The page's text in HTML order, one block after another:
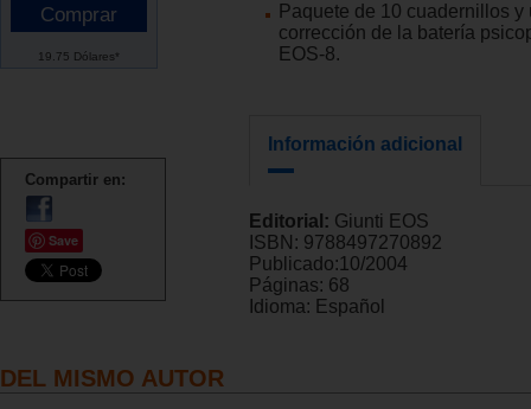
19.75 Dólares*
Compartir en:
Save
Paquete de 10 cuadernillos y
corrección de la batería
EOS-8.
Información adicional
Editorial: Giunti EOS
ISBN: 9788497270892
Publicado:10/2004
Páginas: 68
Idioma: Español
DEL MISMO AUTOR